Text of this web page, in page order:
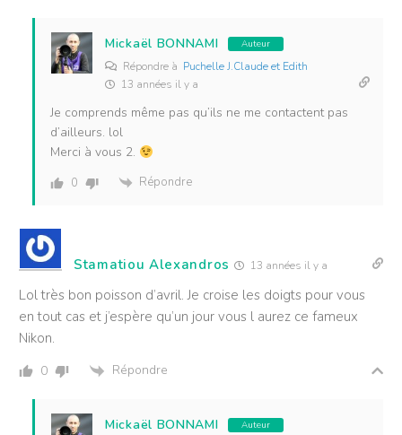
Mickaël BONNAMI Auteur
Répondre à Puchelle J.Claude et Edith
13 années il y a
Je comprends même pas qu’ils ne me contactent pas
d’ailleurs. lol
Merci à vous 2.
0 Répondre
Stamatiou Alexandros 13 années il y a
Lol très bon poisson d’avril. Je croise les doigts pour vous
en tout cas et j’espère qu’un jour vous l aurez ce fameux
Nikon.
0 Répondre
Mickaël BONNAMI Auteur